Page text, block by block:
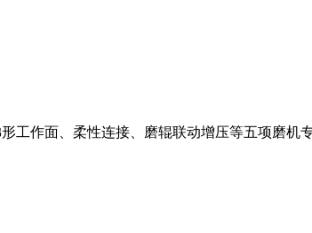
工作面、柔性连接、磨辊联动增压等五项磨机